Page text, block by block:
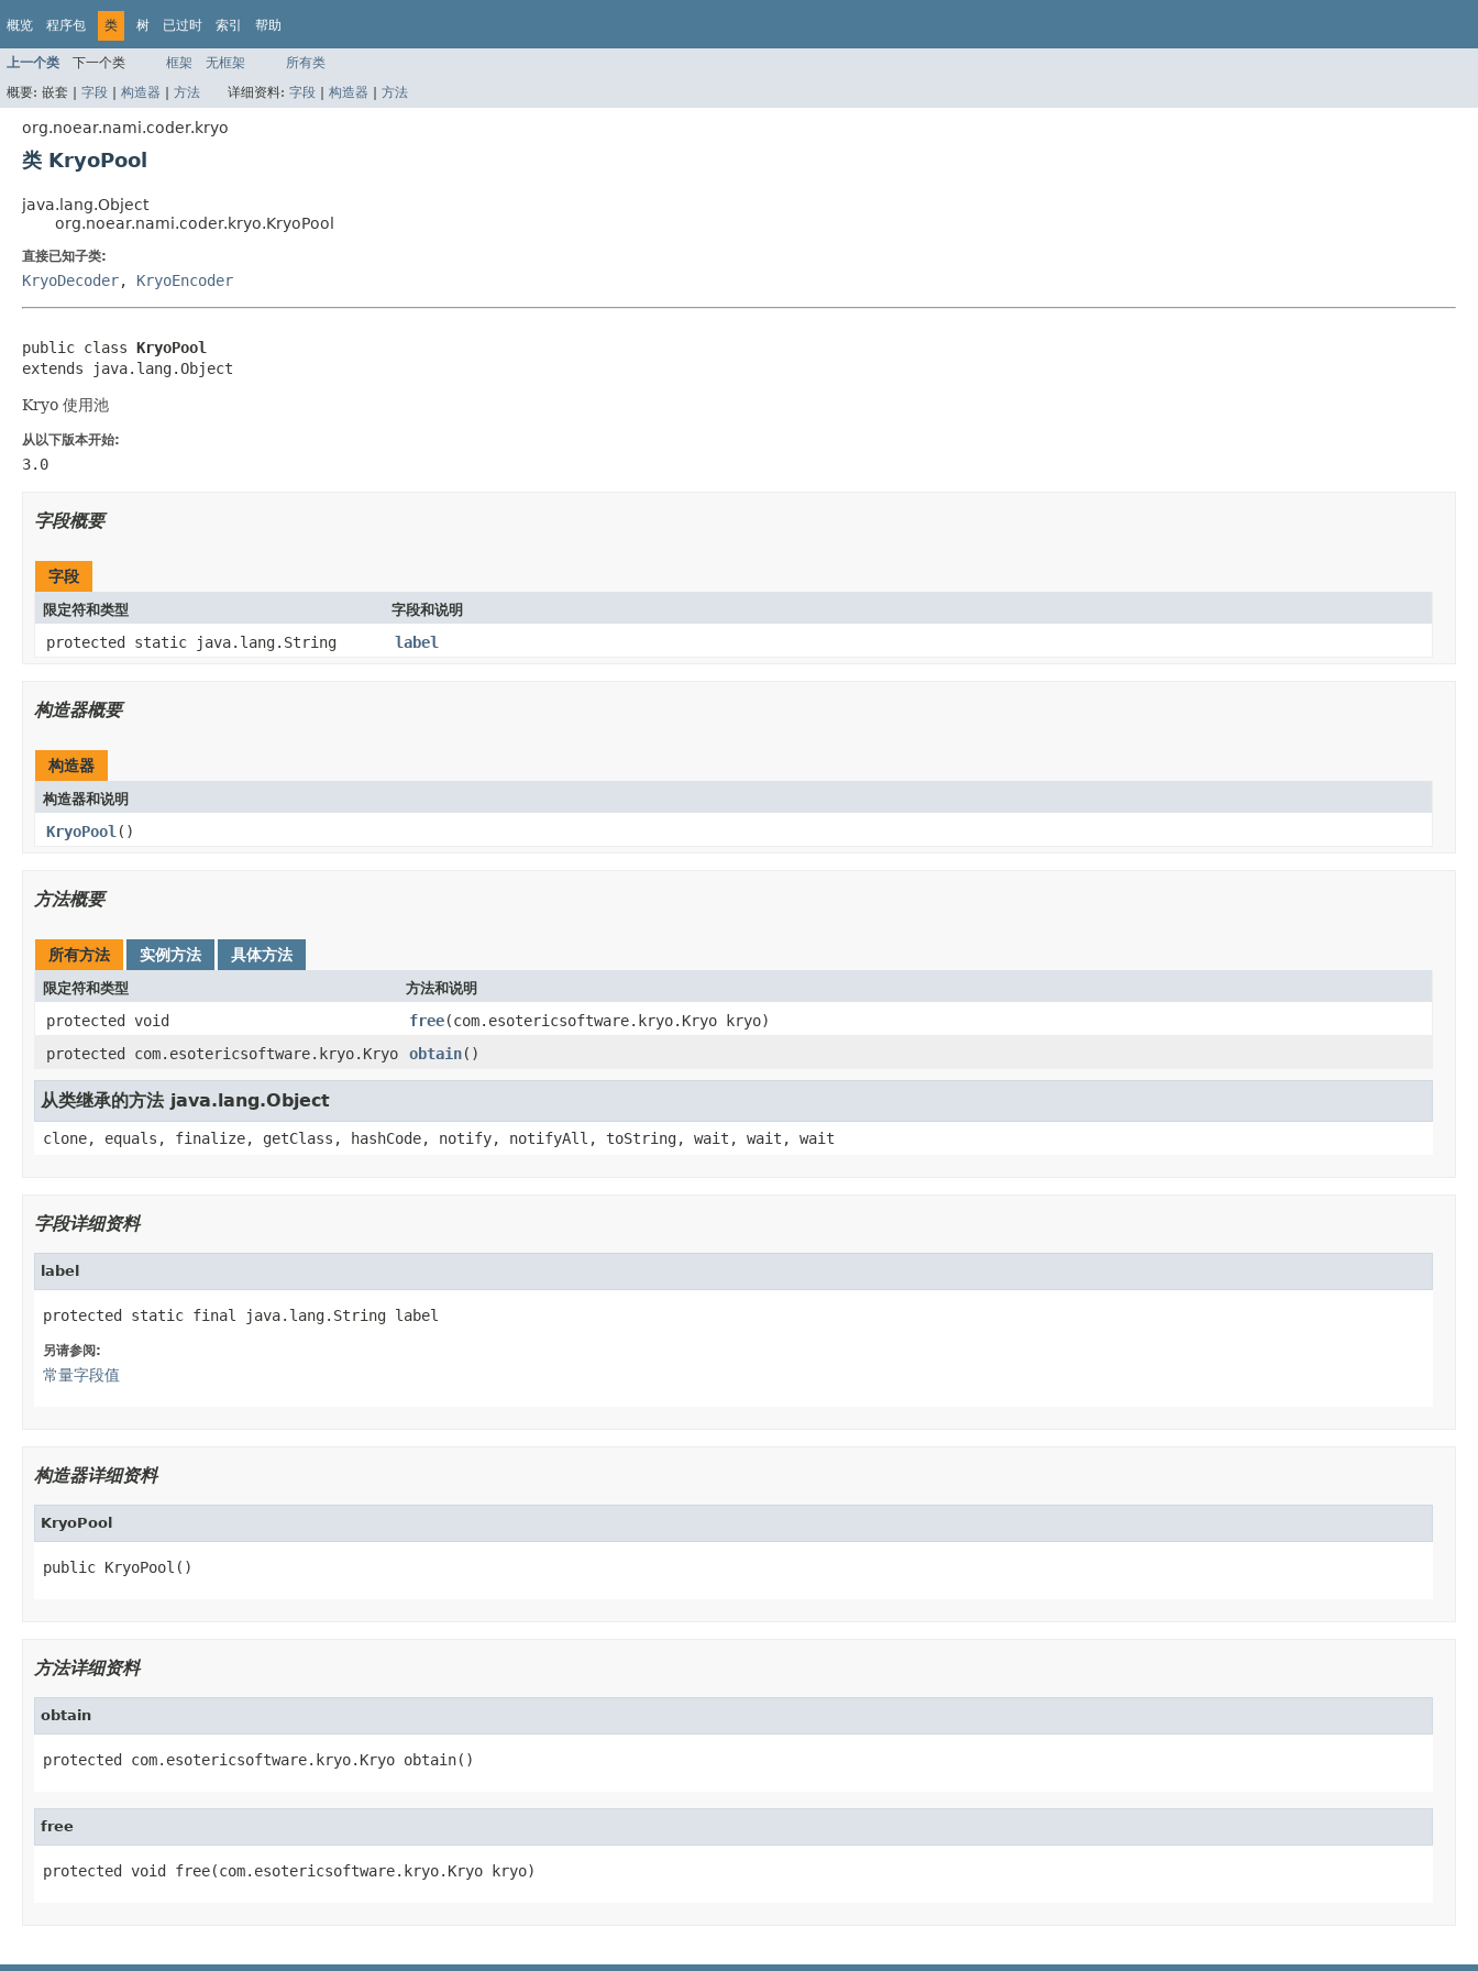
概览 程序包 类 树 已过时 索引 帮助
上一个类 下一个类 框架 无框架
所有类
概要: 嵌套 | 字段 | 构造器 | 方法 详细资料: 字段 | 构造器 | 方法
org.noear.nami.coder.kryo
类 KryoPool
java.lang.Object
org.noear.nami.coder.kryo.KryoPool
直接已知子类:
KryoDecoder, KryoEncoder
public class KryoPool
extends java.lang.Object
Kryo 使用池
从以下版本开始:
3.0
字段概要
字段
限定符和类型 字段和说明
protected static java.lang.String label
构造器概要
构造器
构造器和说明
KryoPool ()
方法概要
所有方法 实例方法 具体方法
限定符和类型 方法和说明
protected void free(com.esotericsoftware.kryo.Kryo kryo)
protected com.esotericsoftware.kryo.Kryo
obtain()
从类继承的方法 java.lang.Object
clone, equals, finalize, getClass, hashCode, notify, notifyAll, toString, wait, wait, wait
字段详细资料
label
protected static final java.lang.String label
另请参阅:
常量字段值
构造器详细资料
KryoPool
public KryoPool()
方法详细资料
obtain
protected com.esotericsoftware.kryo.Kryo obtain()
free
protected void free(com.esotericsoftware.kryo.Kryo kryo)